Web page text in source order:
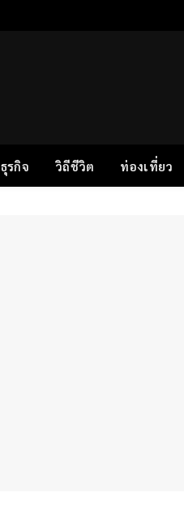
ธุรกิจ วิถีชีวิต ท่องเที่ยว